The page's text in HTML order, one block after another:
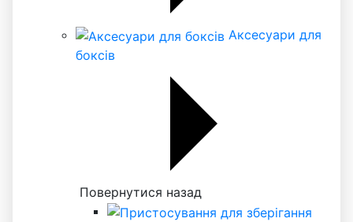
Аксесуари для
боксів
Повернутися назад